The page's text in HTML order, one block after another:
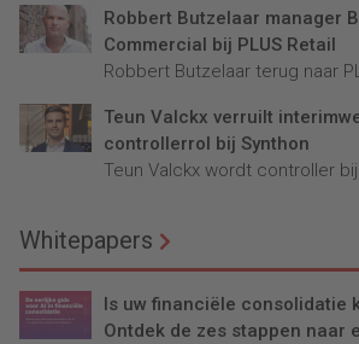
Robbert Butzelaar manager
Commercial bij PLUS Retail
Robbert Butzelaar terug naar
Teun Valckx verruilt
controllerrol bij Synthon
Teun Valckx wordt controller
Whitepapers
Is uw financiële consolidatie
Ontdek de zes stappen naar